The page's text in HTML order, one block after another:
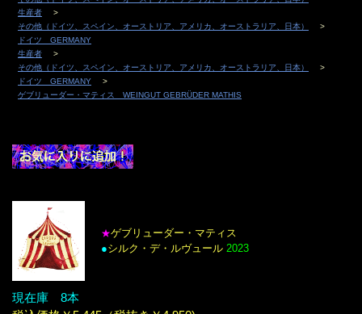
生産者
その他（ドイツ、スペイン、オーストリア、アメリカ、オーストラリア、日本）
ドイツ GERMANY
生産者
その他（ドイツ、スペイン、オーストリア、アメリカ、オーストラリア、日本）
ドイツ GERMANY
ゲブリューダー・マティス WEINGUT GEBRÜDER MATHIS
★ゲブリューダー・マティス
●シルク・デ・ルヴュール 2023
現在庫 8本